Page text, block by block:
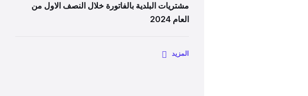
مشتريات البلدية بالفاتورة خلال النصف الاول من
العام 2024
المزيد